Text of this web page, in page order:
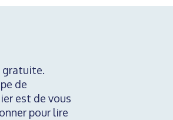
gratuite.
de
est de vous
pour lire